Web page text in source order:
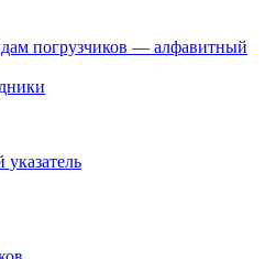
погрузчиков — алфавитный